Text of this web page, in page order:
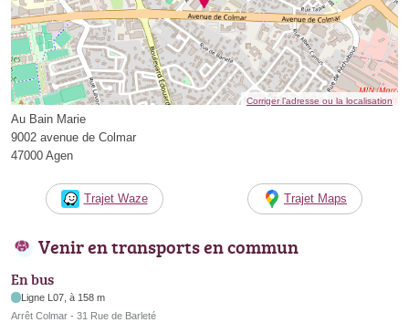
Corriger l’adresse ou la localisation
Au Bain Marie
9002 avenue de Colmar
47000 Agen
Trajet Waze Trajet Maps
Venir en transports en commun
En bus
Ligne L07, à 158 m
Arrêt Colmar - 31 Rue de Barleté